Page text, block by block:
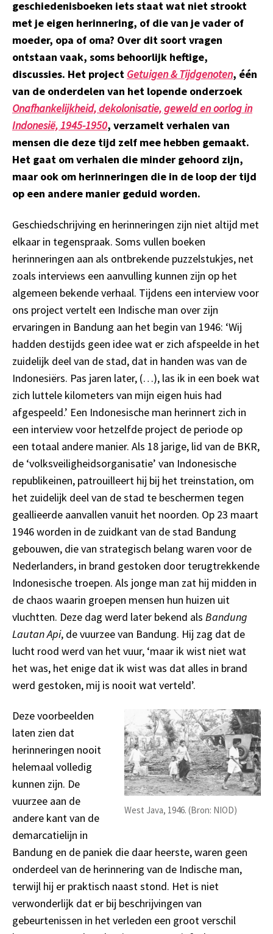
geschiedenisboeken iets staat wat niet strookt
met je eigen herinnering, of die van je vader of
moeder, opa of oma? Over dit soort vragen
ontstaan vaak, soms behoorlijk heftige,
discussies. Het project Getuigen & Tijdgenoten, één
van de onderdelen van het lopende onderzoek
Onafhankelijkheid, dekolonisatie, geweld en oorlog in
Indonesië, 1945-1950, verzamelt verhalen van
mensen die deze tijd zelf mee hebben gemaakt.
Het gaat om verhalen die minder gehoord zijn,
maar ook om herinneringen die in de loop der tijd
op een andere manier geduid worden.
Geschiedschrijving en herinneringen zijn niet altijd met
elkaar in tegenspraak. Soms vullen boeken
herinneringen aan als ontbrekende puzzelstukjes, net
zoals interviews een aanvulling kunnen zijn op het
algemeen bekende verhaal. Tijdens een interview voor
ons project vertelt een Indische man over zijn
ervaringen in Bandung aan het begin van 1946: ‘Wij
hadden destijds geen idee wat er zich afspeelde in het
zuidelijk deel van de stad, dat in handen was van de
Indonesiërs. Pas jaren later, (…), las ik in een boek wat
zich luttele kilometers van mijn eigen huis had
afgespeeld.’ Een Indonesische man herinnert zich in
een interview voor hetzelfde project de periode op
een totaal andere manier. Als 18 jarige, lid van de BKR,
de ‘volksveiligheidsorganisatie’ van Indonesische
republikeinen, patrouilleert hij bij het treinstation, om
het zuidelijk deel van de stad te beschermen tegen
geallieerde aanvallen vanuit het noorden. Op 23 maart
1946 worden in de zuidkant van de stad Bandung
gebouwen, die van strategisch belang waren voor de
Nederlanders, in brand gestoken door terugtrekkende
Indonesische troepen. Als jonge man zat hij midden in
de chaos waarin groepen mensen hun huizen uit
vluchtten. Deze dag werd later bekend als Bandung
Lautan Api, de vuurzee van Bandung. Hij zag dat de
lucht rood werd van het vuur, ‘maar ik wist niet wat
het was, het enige dat ik wist was dat alles in brand
werd gestoken, mij is nooit wat verteld’.
West Java, 1946. (Bron: NIOD)
Deze voorbeelden
laten zien dat
herinneringen nooit
helemaal volledig
kunnen zijn. De
vuurzee aan de
andere kant van de
demarcatielijn in
Bandung en de paniek die daar heerste, waren geen
onderdeel van de herinnering van de Indische man,
terwijl hij er praktisch naast stond. Het is niet
verwonderlijk dat er bij beschrijvingen van
gebeurtenissen in het verleden een groot verschil